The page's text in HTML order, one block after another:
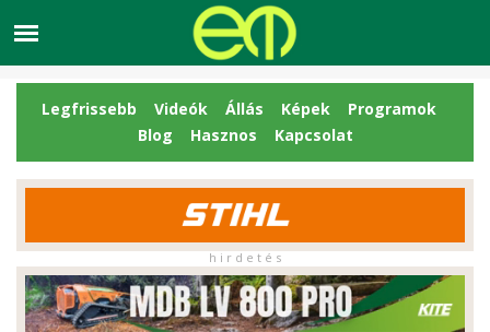
Legfrissebb Videók Állás Képek
Programok
Blog
Hasznos Kapcsolat
h i r d e t é s